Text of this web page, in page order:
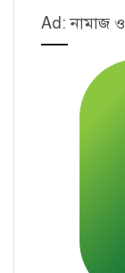
Ad: নামাজ ও